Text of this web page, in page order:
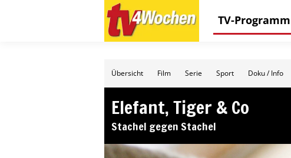
TV-Programm
Übersicht Film Serie Sport Doku / Info
Elefant, Tiger & Co
Stachel gegen Stachel